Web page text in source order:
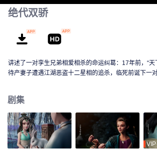
绝代双骄
讲述了一对孪生兄弟相爱相杀的命运纠葛：17年前，“天
待产妻子遭遇江湖恶盗十二星相的追杀，临死前诞下一
缺，则秉持师父邀月“断情绝欲，除恶卫道”的理念下山除
转动，两兄弟迥然不同却又无法割裂的江湖人生就此展
剧集
VIP